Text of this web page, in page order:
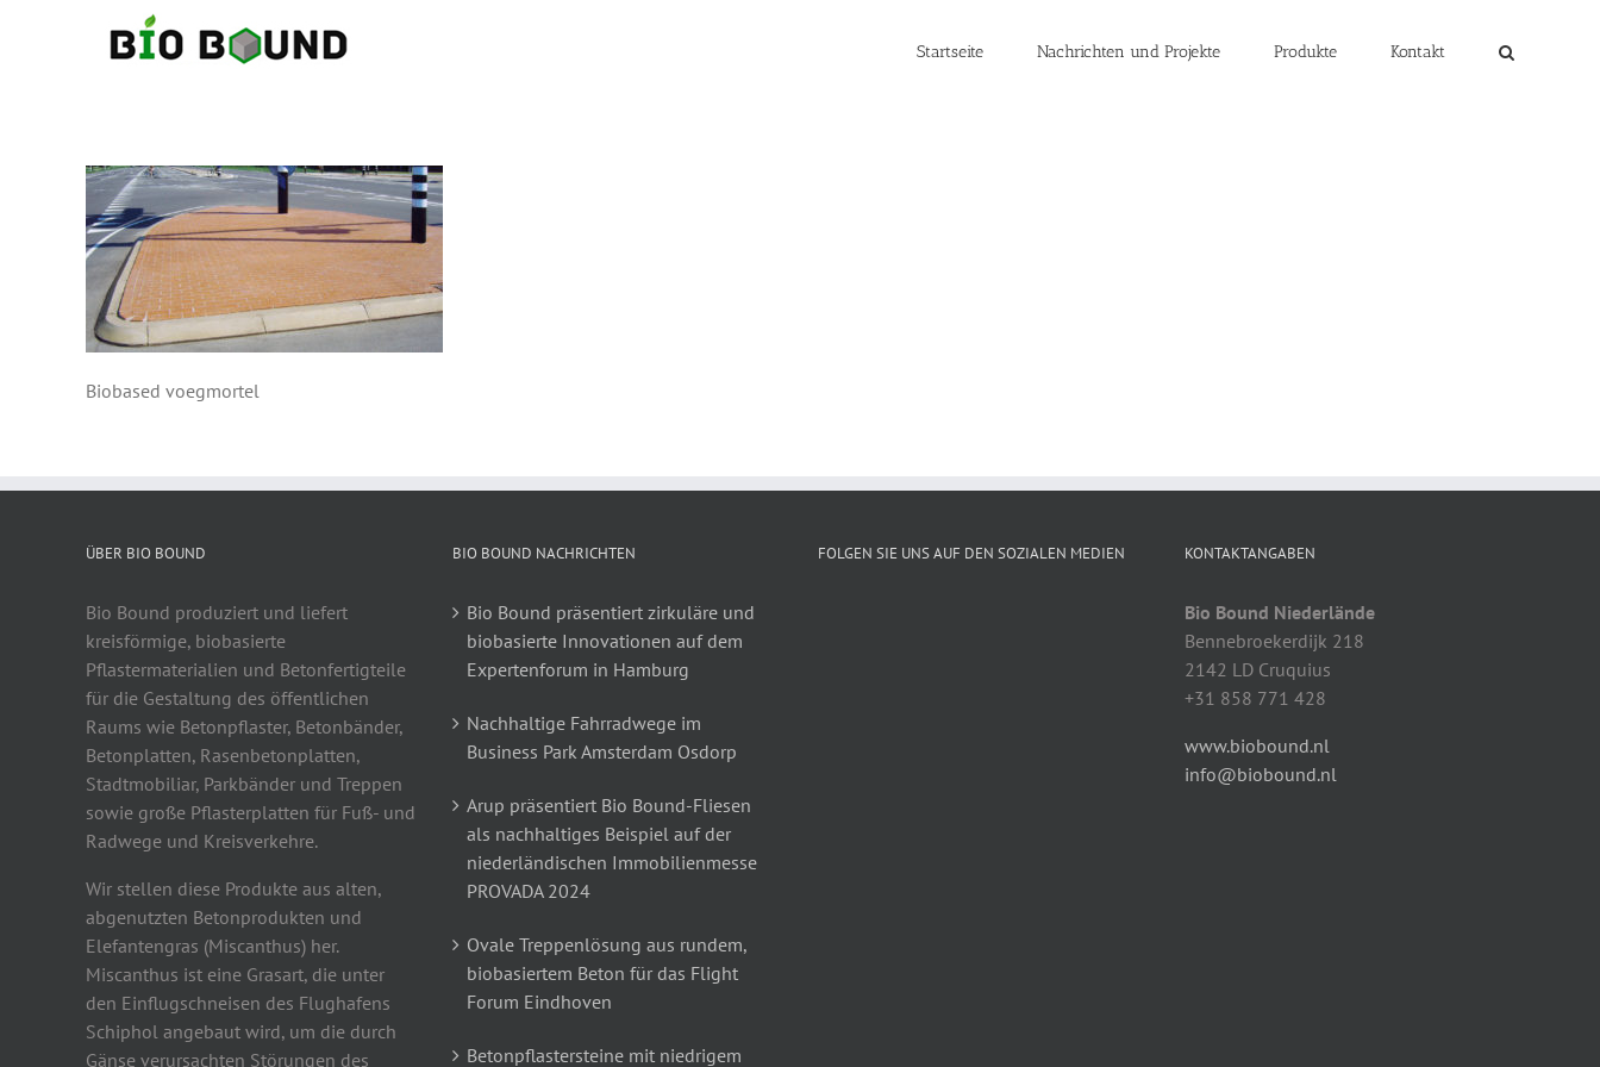
Startseite Nachrichten und Projekte Produkte Kontakt
Biobased voegmortel
ÜBER BIO BOUND
Bio Bound produziert und liefert
kreisförmige, biobasierte
Pflastermaterialien und Betonfertigteile
für die Gestaltung des öffentlichen
Raums wie Betonpflaster, Betonbänder,
Betonplatten, Rasenbetonplatten,
Stadtmobiliar, Parkbänder und Treppen
sowie große Pflasterplatten für Fuß- und
Radwege und Kreisverkehre.
Wir stellen diese Produkte aus alten,
abgenutzten Betonprodukten und
Elefantengras (Miscanthus) her.
Miscanthus ist eine Grasart, die unter
den Einflugschneisen des Flughafens
Schiphol angebaut wird, um die durch
Gänse verursachten Störungen des
BIO BOUND NACHRICHTEN
Bio Bound präsentiert zirkuläre und
biobasierte Innovationen auf dem
Expertenforum in Hamburg
Nachhaltige Fahrradwege im
Business Park Amsterdam Osdorp
Arup präsentiert Bio Bound-Fliesen
als nachhaltiges Beispiel auf der
niederländischen Immobilienmesse
PROVADA 2024
Ovale Treppenlösung aus rundem,
biobasiertem Beton für das Flight
Forum Eindhoven
Betonpflastersteine mit niedrigem
FOLGEN SIE UNS AUF DEN SOZIALEN MEDIEN KONTAKTANGABEN
Bio Bound Niederlände
Bennebroekerdijk 218
2142 LD Cruquius
+31 858 771 428
www.biobound.nl
info@biobound.nl